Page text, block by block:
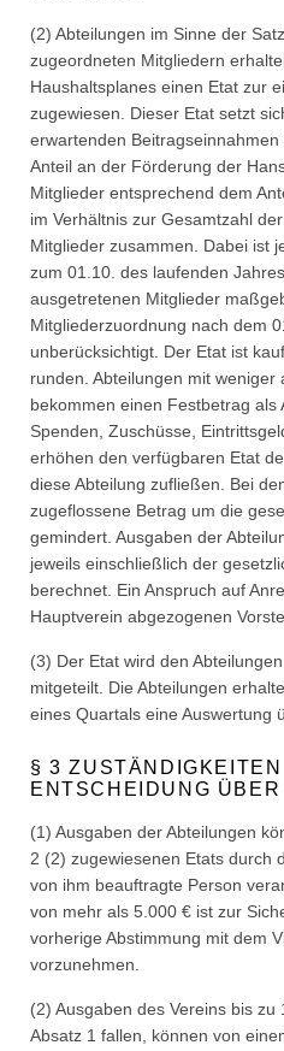
(2) Abteilungen im Sinne der
zugeordneten Mitgliedern
Haushaltsplanes einen Etat zur
zugewiesen. Dieser Etat setzt
erwartenden
Anteil an der Förderung der
Mitglieder entsprechend dem
im Verhältnis zur Gesamtzahl
Mitglieder zusammen. Dabei ist
zum 01.10. des laufenden
ausgetretenen Mitglieder
Mitgliederzuordnung nach dem
unberücksichtigt. Der Etat ist
runden. Abteilungen mit weniger
bekommen einen Festbetrag als
Spenden, Zuschüsse,
erhöhen den verfügbaren Etat
diese Abteilung zufließen. Bei
zugeflossene Betrag um die
gemindert. Ausgaben der
jeweils einschließlich der
berechnet. Ein Anspruch auf
Hauptverein abgezogenen
(3) Der Etat wird den
mitgeteilt. Die Abteilungen
eines Quartals eine Auswertung
§ 3
ENTSCHEIDUNG
(1) Ausgaben der Abteilungen
2 (2) zugewiesenen Etats durch
von ihm beauftragte Person
von mehr als 5.000 € ist zur
vorherige Abstimmung mit dem
vorzunehmen.
(2) Ausgaben des Vereins bis
Absatz 1 fallen, können von